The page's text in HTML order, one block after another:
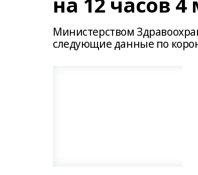
Министерством
следующие данные по